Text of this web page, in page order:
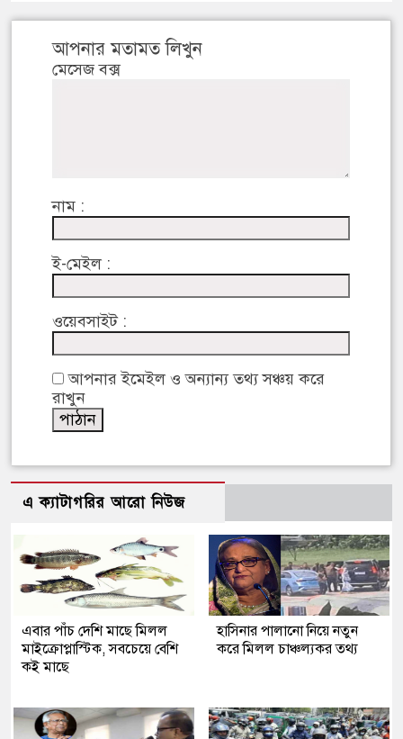
আপনার মতামত লিখুন
মেসেজ বক্স
নাম :
ই-মেইল :
ওয়েবসাইট :
আপনার ইমেইল ও অন্যান্য তথ্য সঞ্চয় করে
রাখুন
এ ক্যাটাগরির আরো নিউজ
এবার পাঁচ দেশি মাছে মিলল
মাইক্রোপ্লাস্টিক, সবচেয়ে বেশি
কই মাছে
হাসিনার পালানো নিয়ে নতুন
করে মিলল চাঞ্চল্যকর তথ্য